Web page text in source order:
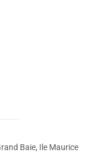
Baie, Ile Maurice